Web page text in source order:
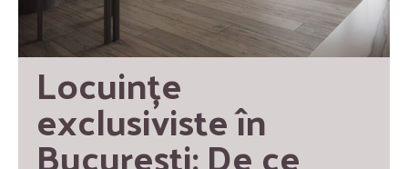
Locuințe
exclusiviste în